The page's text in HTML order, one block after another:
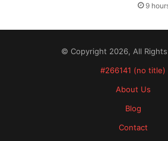
9
© Copyright 2026, All
#266141 (no title)
About Us
Blog
Contact